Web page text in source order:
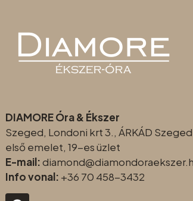
DIAMORE Óra & Ékszer
Szeged, Londoni krt 3., ÁRKÁD Szeged
első emelet, 19-es üzlet
E-mail:diamond@diamondoraeksz
Info vonal: +36 70 458-3432